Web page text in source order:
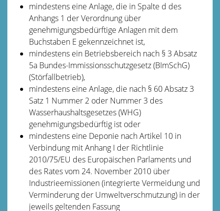
mindestens eine Anlage, die in Spalte d des
Anhangs 1 der Verordnung über
genehmigungsbedürftige Anlagen mit dem
Buchstaben E gekennzeichnet ist,
mindestens ein Betriebsbereich nach § 3 Absatz
5a Bundes-Immissionsschutzgesetz (BImSchG)
(Störfallbetrieb),
mindestens eine Anlage, die nach § 60 Absatz 3
Satz 1 Nummer 2 oder Nummer 3 des
Wasserhaushaltsgesetzes (WHG)
genehmigungsbedürftig ist oder
mindestens eine Deponie nach Artikel 10 in
Verbindung mit Anhang I der Richtlinie
2010/75/EU des Europäischen Parlaments und
des Rates vom 24. November 2010 über
Industrieemissionen (integrierte Vermeidung und
Verminderung der Umweltverschmutzung) in der
jeweils geltenden Fassung